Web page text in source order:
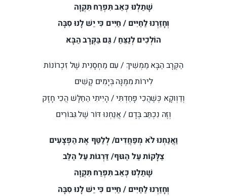
שָׁתַלְנוּ כְּאֵב תִּפְרַח תִּקְוָה
וְחָזַרְנוּ לַחַיִּים / חַיִּים כִּי יֵשׁ לָנוּ סִבָּה
הוֹלְכִים לְנַצֵּחַ / גַּם בַּקְּרָב הַבָּא
הַקְּרָב הַבָּא מַמְשִׁיךְ / עִם מַחְסָנִית שֶׁל זִכְרוֹנוֹת
לִירוֹת מִמֶּנָּה בְּיָמִים קָשִׁים
וְדַוְוקָא כְּשֶׁהֲכִי פָּחַדְתִּי / הָיִיתִי הַחַלָּשׁ הֲכִי חָזָק
וְזֶה נִכְתַּב בְּדָם / אֲנַחְנוּ דּוֹר שֶׁל גִּבּוֹרִים
וַאֲנַחְנוּ לֹא מְפַחֲדִים/ לְלַטֵּף אֶת הַפְּצָעִים
צַלָּקוֹת עַל הַגּוּף/ דַּרְגוֹת עַל הַלֵּב
שָׁתַלְנוּ כְּאֵב תִּפְרַח תִּקְוָה
וְחָזַרְנוּ לַחַיִּים / חַיִּים כִּי יֵשׁ לָנוּ סִבָּה